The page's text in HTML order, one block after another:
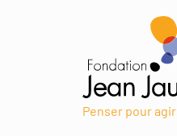
Penser pour agir